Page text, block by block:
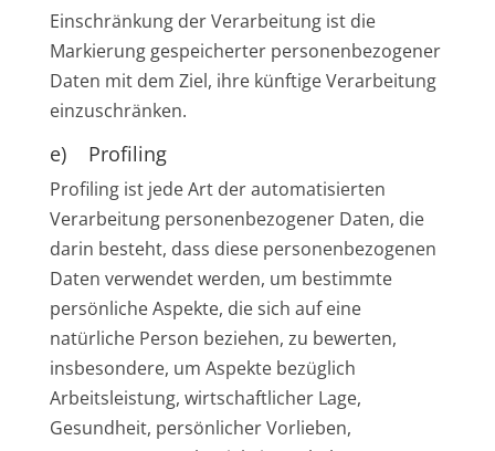
Einschränkung der Verarbeitung ist die
Markierung gespeicherter personenbezogener
Daten mit dem Ziel, ihre künftige Verarbeitung
einzuschränken.
e) Profiling
Profiling ist jede Art der automatisierten
Verarbeitung personenbezogener Daten, die
darin besteht, dass diese personenbezogenen
Daten verwendet werden, um bestimmte
persönliche Aspekte, die sich auf eine
natürliche Person beziehen, zu bewerten,
insbesondere, um Aspekte bezüglich
Arbeitsleistung, wirtschaftlicher Lage,
Gesundheit, persönlicher Vorlieben,